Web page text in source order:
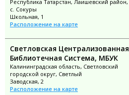
Республика Татарстан, Лаишевский район,
с. Сокуры
Школьная, 1
Расположение на карте
Светловская Централизованная
Библиотечная Система, МБУК
Калининградская область, Светловский
городской округ, Светлый
Заводская, 2
Расположение на карте